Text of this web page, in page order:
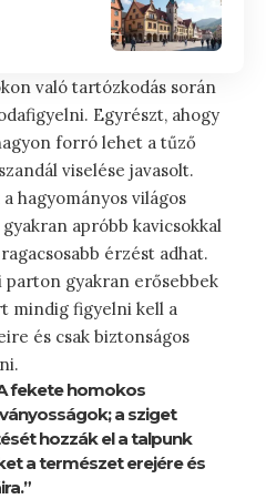
való tartózkodás során
Egyrészt, ahogy
forró lehet a tűző
viselése javasolt.
hagyományos világos
apróbb kavicsokkal
érzést adhat.
parton gyakran erősebbek
mindig figyelni kell a
és csak biztonságos
fekete homokos
a sziget
hozzák el a talpunk
a természet erejére és